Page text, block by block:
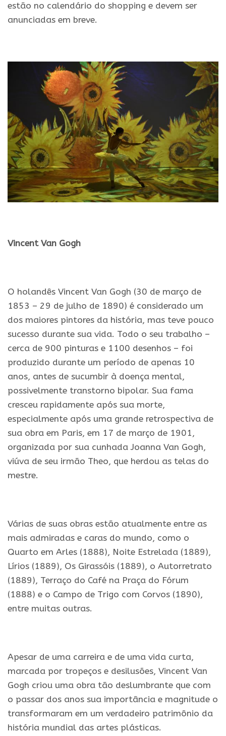
estão no calendário do shopping e devem ser
anunciadas em breve.
Vincent Van Gogh
O holandês Vincent Van Gogh (30 de março de
1853 – 29 de julho de 1890) é considerado um
dos maiores pintores da história, mas teve pouco
sucesso durante sua vida. Todo o seu trabalho –
cerca de 900 pinturas e 1100 desenhos – foi
produzido durante um período de apenas 10
anos, antes de sucumbir à doença mental,
possivelmente transtorno bipolar. Sua fama
cresceu rapidamente após sua morte,
especialmente após uma grande retrospectiva de
sua obra em Paris, em 17 de março de 1901,
organizada por sua cunhada Joanna Van Gogh,
viúva de seu irmão Theo, que herdou as telas do
mestre.
Várias de suas obras estão atualmente entre as
mais admiradas e caras do mundo, como o
Quarto em Arles (1888), Noite Estrelada (1889),
Lírios (1889), Os Girassóis (1889), o Autorretrato
(1889), Terraço do Café na Praça do Fórum
(1888) e o Campo de Trigo com Corvos (1890),
entre muitas outras.
Apesar de uma carreira e de uma vida curta,
marcada por tropeços e desilusões, Vincent Van
Gogh criou uma obra tão deslumbrante que com
o passar dos anos sua importância e magnitude o
transformaram em um verdadeiro patrimônio da
história mundial das artes plásticas.